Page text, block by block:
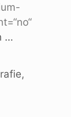
…
,